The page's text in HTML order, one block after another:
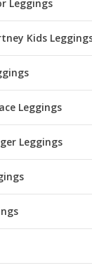
Leggings
Kids
Leggings
Leggings